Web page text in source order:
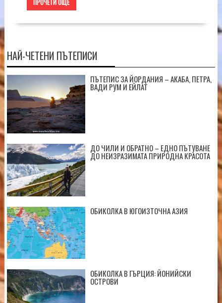
НАЙ-ЧЕТЕНИ ПЪТЕПИСИ
ПЪТЕПИС ЗА ЙОРДАНИЯ – АКАБА, ПЕТРА,
ВАДИ РУМ И ЕЙЛАТ
ДО ЧИЛИ И ОБРАТНО – ЕДНО ПЪТУВАНЕ
ДО НЕИЗРАЗИМАТА ПРИРОДНА КРАСОТА
ОБИКОЛКА В ЮГОИЗТОЧНА АЗИЯ
ОБИКОЛКА В ГЪРЦИЯ: ЙОНИЙСКИ
ОСТРОВИ